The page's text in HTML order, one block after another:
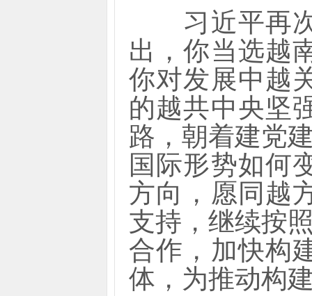
习近平再次
出，你当选越
你对发展中越
的越共中央坚
路，朝着建党
国际形势如何
方向，愿同越
支持，继续按
合作，加快构
体，为推动构